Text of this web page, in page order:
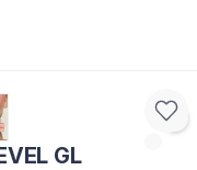
GL